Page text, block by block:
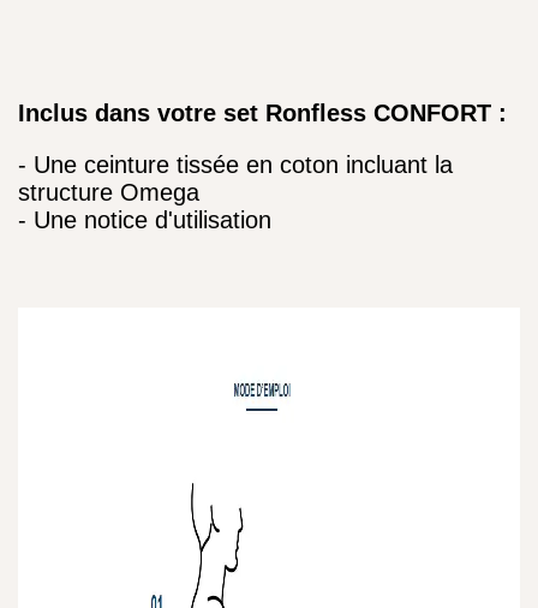
Inclus dans votre set Ronfless CONFORT :
- Une ceinture tissée en coton incluant la
structure Omega
- Une notice d'utilisation